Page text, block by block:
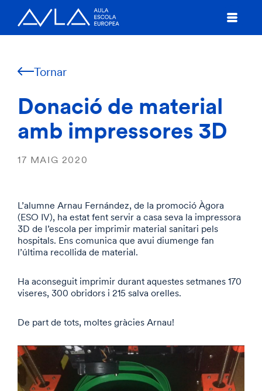
Tornar
Donació de material
amb impressores 3D
17 MAIG 2020
L’alumne Arnau Fernández, de la promoció Àgora
(ESO IV), ha estat fent servir a casa seva la impressora
3D de l’escola per imprimir material sanitari pels
hospitals. Ens comunica que avui diumenge fan
l’última recollida de material.
Ha aconseguit imprimir durant aquestes setmanes 170
viseres, 300 obridors i 215 salva orelles.
De part de tots, moltes gràcies Arnau!